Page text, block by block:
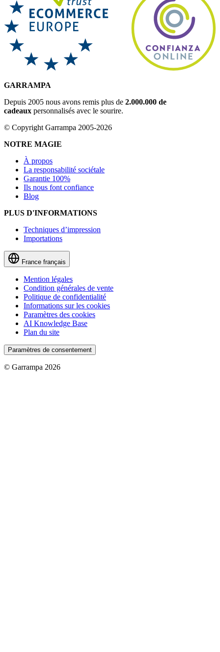
GARRAMPA
Depuis 2005 nous avons remis plus de 2.000.000 de
cadeaux personnalisés avec le sourire.
© Copyright Garrampa 2005-2026
NOTRE MAGIE
À propos
La responsabilité sociétale
Garantie 100%
Ils nous font confiance
Blog
PLUS D'INFORMATIONS
Techniques d’impression
Importations
France français
Mention légales
Condition générales de vente
Politique de confidentialité
Informations sur les cookies
Paramètres des cookies
AI Knowledge Base
Plan du site
Paramètres de consentement
© Garrampa 2026